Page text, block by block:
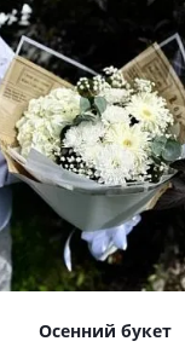
Осенний букет